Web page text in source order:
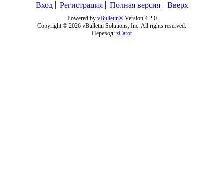
Вход Регистрация Полная версия Вверх
Powered by vBulletin®Version 4.2.0
Copyright © 2026 vBulletin Solutions, Inc. All rights reserved.
Перевод: zCarot